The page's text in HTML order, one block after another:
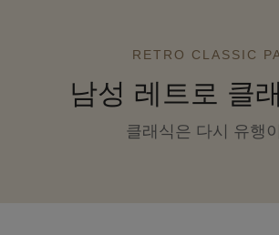
RETRO CLASSIC
남성 레트로 클
클래식은 다시 유행